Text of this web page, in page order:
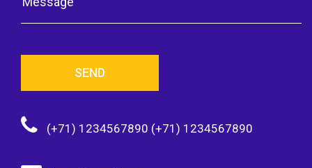
SEND
(+71) 1234567890 (+71) 1234567890